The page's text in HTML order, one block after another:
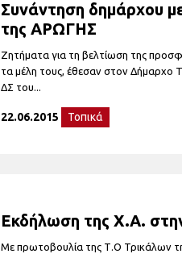
Συνάντηση δημάρχου
της ΑΡΩΓΗΣ
Ζητήματα για τη βελτίωση της
τα μέλη τους, έθεσαν στον Δήμαρχο
ΔΣ του...
22.06.2015 Τοπικά
Εκδήλωση της Χ.Α.
Με πρωτοβουλία της Τ.Ο Τρικάλων